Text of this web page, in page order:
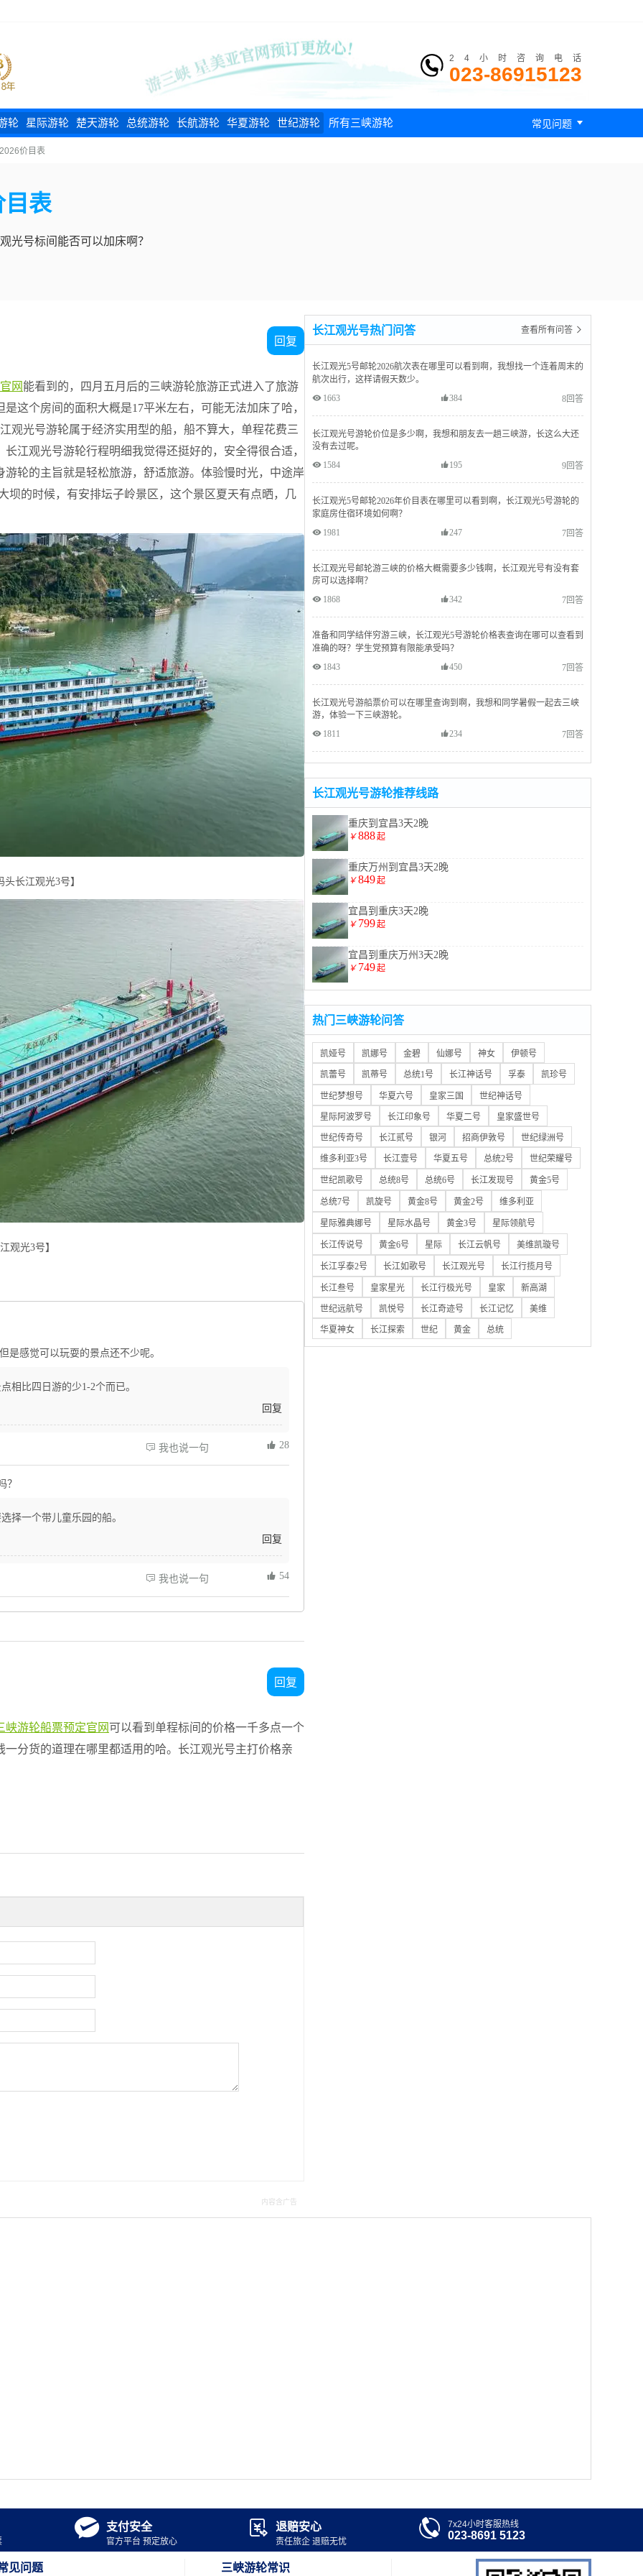
24小时咨询电话
023-86915123
轮 星际游轮 楚天游轮 总统游轮 长航游轮 华夏游轮 世纪游轮 所有三峡游轮 常见问题 
价目表
目表
光号标间能否可以加床啊？
回复
网 能看到的，四月五月后的三峡游轮旅游正式进入了旅游
这个房间的面积大概是17平米左右，可能无法加床了哈，
观光号游轮属于经济实用型的船，船不算大，单程花费三
江观光号游轮行程明细我觉得还挺好的，安全得很合适，
轮的主旨就是轻松旅游，舒适旅游。体验慢时光，中途岸
坝的时候，有安排坛子岭景区，这个景区夏天有点晒，几
长江观光3号】
观光3号】
是感觉可以玩耍的景点还不少呢。
相比四日游的少1-2个而已。
回复
 28
 我也说一句
？
择一个带儿童乐园的船。
回复
 54
 我也说一句
回复
峡游轮船票预定官网 可以看到单程标间的价格一千多点一个
分货的道理在哪里都适用的哈。长江观光号主打价格亲
长江观光号热门问答 查看所有问答 
长江观光5号邮轮2026航次表在哪里可以看到啊，我想找一个连着周末的
航次出行，这样请假天数少。
 1663
384 8回答
长江观光号游轮价位是多少啊，我想和朋友去一趟三峡游，长这么大还
没有去过呢。
 1584
195 9回答
长江观光5号邮轮2026年价目表在哪里可以看到啊，长江观光5号游轮的
家庭房住宿环境如何啊？
 1981
247 7回答
长江观光号邮轮游三峡的价格大概需要多少钱啊，长江观光号有没有套
房可以选择啊？
 1868
342 7回答
准备和同学结伴穷游三峡，长江观光5号游轮价格表查询在哪可以查看到
准确的呀？学生党预算有限能承受吗？
 1843
450 7回答
长江观光号游船票价可以在哪里查询到啊，我想和同学暑假一起去三峡
游，体验一下三峡游轮。
 1811
234 7回答
长江观光号游轮推荐线路
重庆到宜昌3天2晚
￥888起
重庆万州到宜昌3天2晚
￥849起
宜昌到重庆3天2晚
￥ 799起
宜昌到重庆万州3天2晚
￥ 749起
热门三峡游轮问答
凯娅号 凯娜号 金碧 仙娜号 神女 伊顿号
凯蕾号 凯蒂号 总统1号 长江神话号 孚泰 凯珍号
世纪梦想号 华夏六号 皇家三国 世纪神话号
星际阿波罗号 长江印象号 华夏二号 皇家盛世号
世纪传奇号 长江贰号 银河 招商伊敦号 世纪绿洲号
维多利亚3号 长江壹号 华夏五号 总统2号 世纪荣耀号
世纪凯歌号 总统8号 总统6号 长江发现号 黄金5号
总统7号 凯旋号 黄金8号 黄金2号 维多利亚
星际雅典娜号 星际水晶号 黄金3号 星际领航号
长江传说号 黄金6号 星际 长江云帆号 美维凯璇号
长江孚泰2号 长江如歌号 长江观光号 长江行揽月号
长江叁号 皇家星光 长江行极光号 皇家 新高湖
世纪远航号 凯悦号 长江奇迹号 长江记忆 美维
华夏神女 长江探索 世纪 黄金 总统
 支付安全
官方平台 预定放心
 退赔安心
责任旅企 退赔无忧
 7x24小时客服热线
023-8691 5123
见问题 三峡游轮常识